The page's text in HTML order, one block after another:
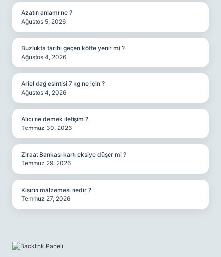
Azatın anlamı ne ?
Ağustos 5, 2026
Buzlukta tarihi geçen köfte yenir mi ?
Ağustos 4, 2026
Ariel dağ esintisi 7 kg ne için ?
Ağustos 4, 2026
Alıcı ne demek iletişim ?
Temmuz 30, 2026
Ziraat Bankası kartı eksiye düşer mi ?
Temmuz 29, 2026
Kısırın malzemesi nedir ?
Temmuz 27, 2026